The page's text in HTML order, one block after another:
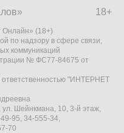
18+
Онлайн» (18+)
по надзору в сфере связи,
коммуникаций
№ ФС77-84675 от
ответственностью "ИНТЕРНЕТ
ул. Шейнкмана, 10, 3-й этаж,
95, 34-555-34,
70